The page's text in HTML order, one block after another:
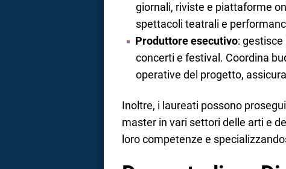
giornali, riviste e piattaforme
spettacoli teatrali e
Produttore esecutivo: gestisce
concerti e festival. Coordina
operative del progetto,
Inoltre, i laureati possono
master in vari settori delle arti e
loro competenze e